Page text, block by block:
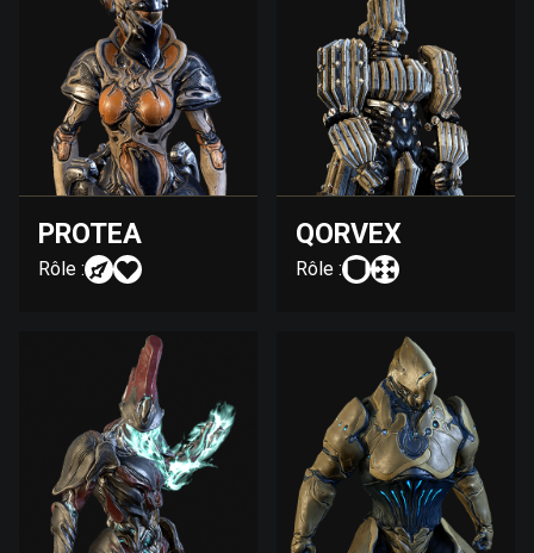
PROTEA
Rôle :
QORVEX
Rôle :